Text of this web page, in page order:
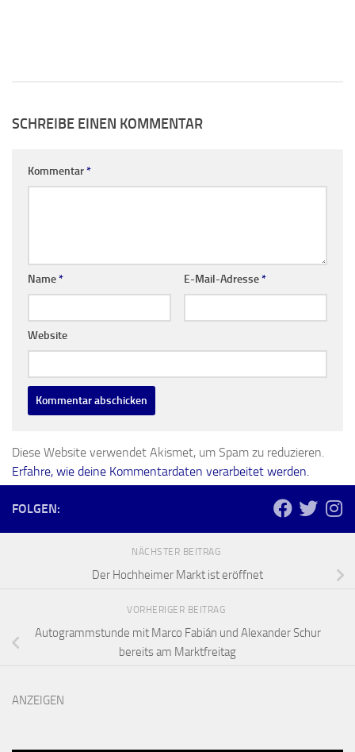
SCHREIBE EINEN KOMMENTAR
Kommentar*
Name* E-Mail-Adresse*
Website
Diese Website verwendet Akismet, um Spam zu reduzieren.
Erfahre, wie deine Kommentardaten verarbeitet werden.
FOLGEN:
NÄCHSTER BEITRAG
Der Hochheimer Markt ist eröffnet
VORHERIGER BEITRAG
Autogrammstunde mit Marco Fabián und Alexander Schur
bereits am Marktfreitag
ANZEIGEN